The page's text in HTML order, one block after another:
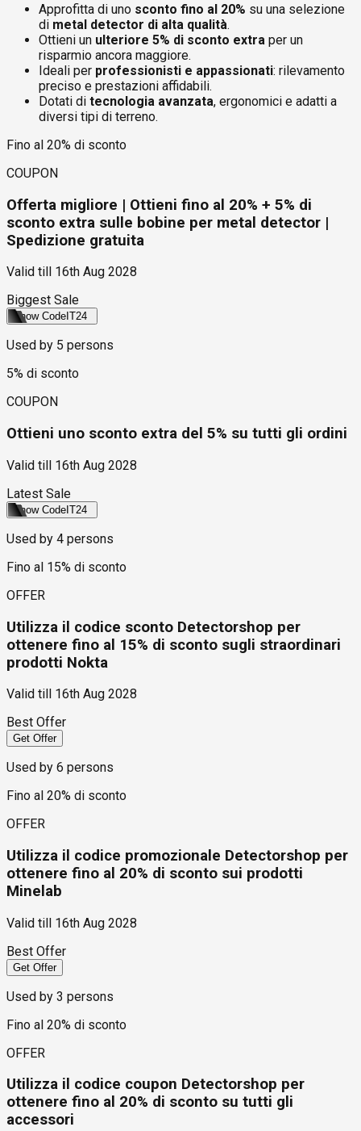
Approfitta di uno sconto fino al 20% su una selezione
di metal detector di alta qualità.
Ottieni un ulteriore 5% di sconto extra per un
risparmio ancora maggiore.
Ideali per professionisti e appassionati: rilevamento
preciso e prestazioni affidabili.
Dotati di tecnologia avanzata, ergonomici e adatti a
diversi tipi di terreno.
Fino al 20% di sconto
COUPON
Offerta migliore | Ottieni fino al 20% + 5% di
sconto extra sulle bobine per metal detector |
Spedizione gratuita
Valid till
16th Aug 2028
Biggest Sale
Show Code IT24
Used by 5 persons
5% di sconto
COUPON
Ottieni uno sconto extra del 5% su tutti gli ordini
Valid till 16th Aug 2028
Latest Sale
Show Code IT24
Used by 4 persons
Fino al 15% di sconto
OFFER
Utilizza il codice sconto Detectorshop per
ottenere fino al 15% di sconto sugli straordinari
prodotti Nokta
Valid till
16th Aug 2028
Best Offer
Get Offer
Used by 6 persons
Fino al 20% di sconto
OFFER
Utilizza il codice promozionale Detectorshop per
ottenere fino al 20% di sconto sui prodotti
Minelab
Valid till 16th Aug 2028
Best Offer
Get Offer
Used by 3 persons
Fino al 20% di sconto
OFFER
Utilizza il codice coupon Detectorshop per
ottenere fino al 20% di sconto su tutti gli
accessori